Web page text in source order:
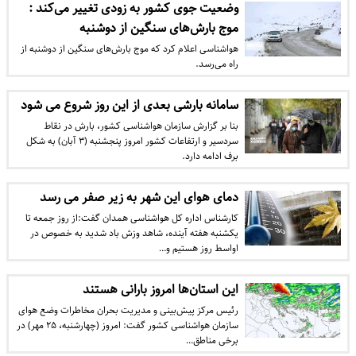
وضعیت جوی کشور به زودی تغییر می‌کند :
موج بارش‌های سنگین از دوشنبه
هواشناسی اعلام کرد که موج بارش‌های سنگین از دوشنبه از
راه می‌رسد.
سامانه بارشی بعدی از این روز شروع می شود
بنا بر گزارش سازمان هواشناسی کشور، بارش در نقاط
سردسیر و ارتفاعات کشور امروز پنجشنبه (۳ آبان) به شکل
برف ادامه دارد.
دمای هوای این شهر به زیر صفر می‌ رسد
کارشناس اداره کل هواشناسی همدان گفت:از روز جمعه تا
یکشنبه هفته آینده، شاهد وزش باد شدید به خصوص در
اواسط روز هستیم و…
این استان‌ها امروز بارانی هستند
رئیس مرکز پیش‌بینی و مدیریت بحران مخاطرات وضع هوای
سازمان هواشناسی کشور گفت: امروز (چهارشنبه، ۲۵ مهر) در
برخی مناطق…